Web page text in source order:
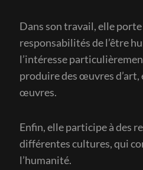
Dans son travail, elle
responsabilités de l’être
l’intéresse
produire des œuvres d’art,
œuvres.
Enfin, elle participe à des
différentes cultures, qui
l’humanité.